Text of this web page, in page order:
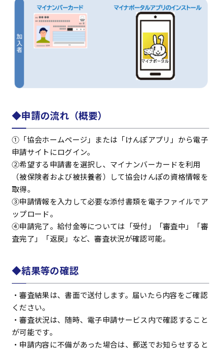
◆申請の流れ（概要）
①「協会ホームページ」または「けんぽアプリ」から電子
申請サイトにログイン。
②希望する申請書を選択し、マイナンバーカードを利用
（被保険者および被扶養者）して協会けんぽの資格情報を
取得。
③申請情報を入力して必要な添付書類を電子ファイルでア
ップロード。
④申請完了。給付金等については「受付」「審査中」「審
査完了」「返戻」など、審査状況が確認可能。
◆結果等の確認
・審査結果は、書面で送付します。届いたら内容をご確認
ください。
・審査状況は、随時、電子申請サービス内で確認すること
が可能です。
・申請内容に不備があった場合は、郵送でお知らせすると